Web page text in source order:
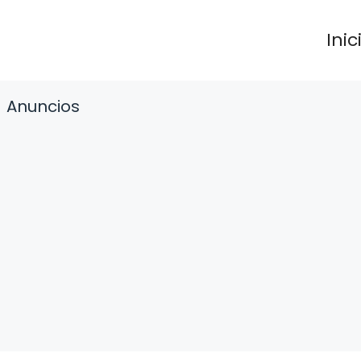
Anuncios